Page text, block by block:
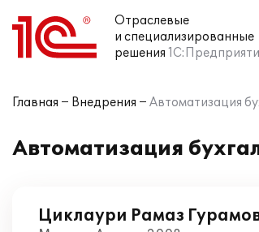
Отраслевые
и специализированные
решения
Главная Внедрения Автоматизация
Автоматизация
Циклаури Рамаз